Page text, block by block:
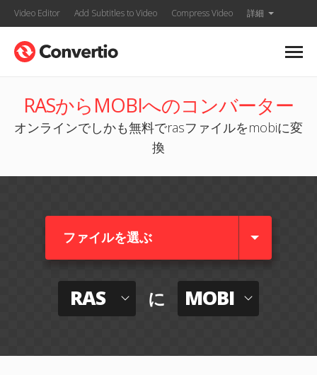
Video Editor Add Subtitles to Video Compress Video 詳細
RASからMOBIへのコンバーター
オンラインでしかも無料でrasファイルをmobiに変
換
ファイルを選ぶ
RAS に MOBI